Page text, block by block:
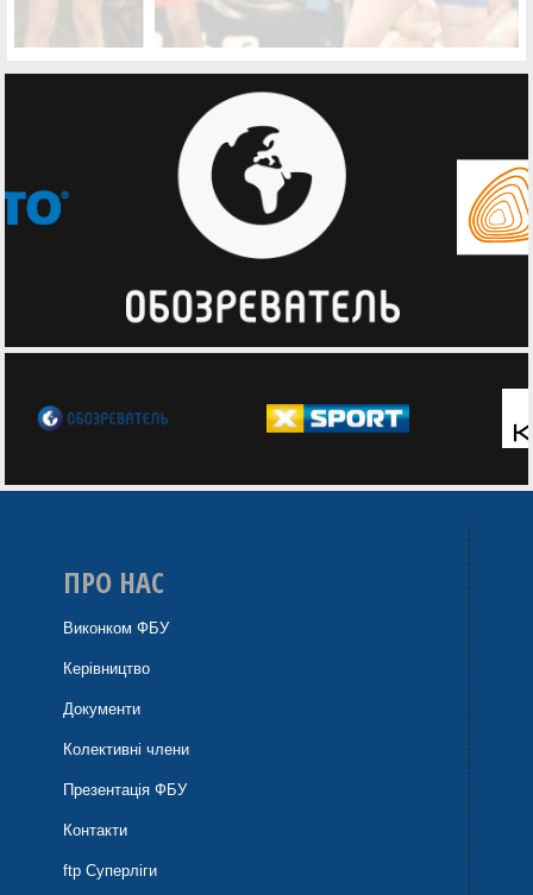
ПРО НАС
Виконком ФБУ
Керівництво
Документи
Колективні члени
Презентація ФБУ
Контакти
ftp Суперліги